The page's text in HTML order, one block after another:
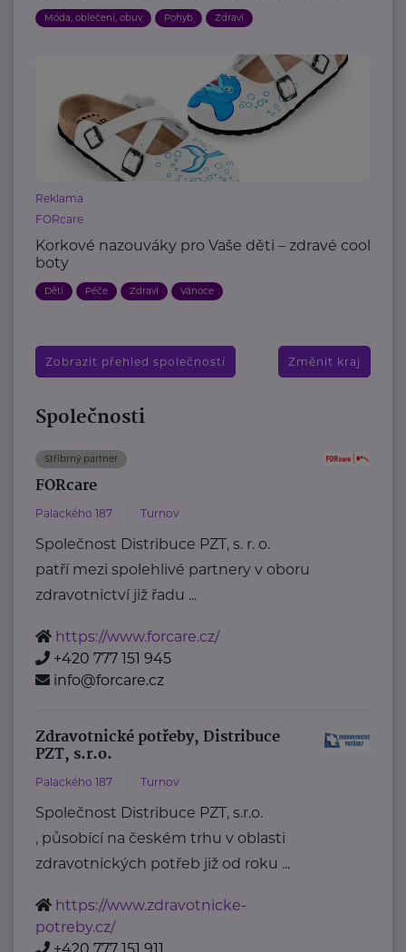
Móda, oblečení, obuv Pohyb Zdraví
Reklama
FORcare
Korkové nazouváky pro Vaše děti – zdravé cool
boty
Děti Péče Zdraví Vánoce
Zobrazit přehled společností Změnit kraj
Společnosti
Stříbrný partner
FORcare
Palackého 187 Turnov
Společnost Distribuce PZT, s. r. o.
patří mezi spolehlivé partnery v oboru
zdravotnictví již řadu ...
https://www.forcare.cz/
+420 777 151 945
info@forcare.cz
Zdravotnické potřeby, Distribuce
PZT, s.r.o.
Palackého 187 Turnov
Společnost Distribuce PZT, s.r.o.
, působící na českém trhu v oblasti
zdravotnických potřeb již od roku ...
https://www.zdravotnicke-
potreby.cz/